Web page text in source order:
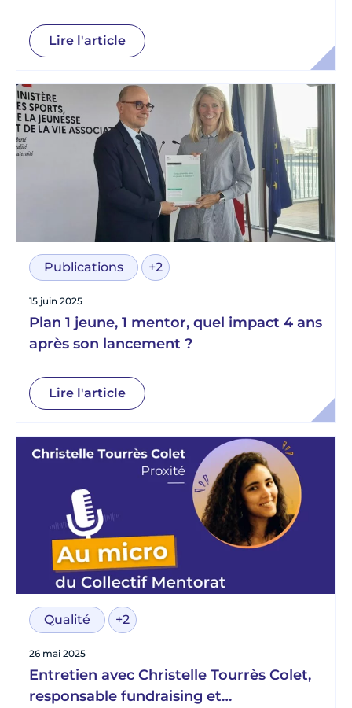
Lire l'article
Publications +2
15 juin 2025
Plan 1 jeune, 1 mentor, quel impact 4 ans
après son lancement ?
Lire l'article
Qualité +2
26 mai 2025
Entretien avec Christelle Tourrès Colet,
responsable fundraising et